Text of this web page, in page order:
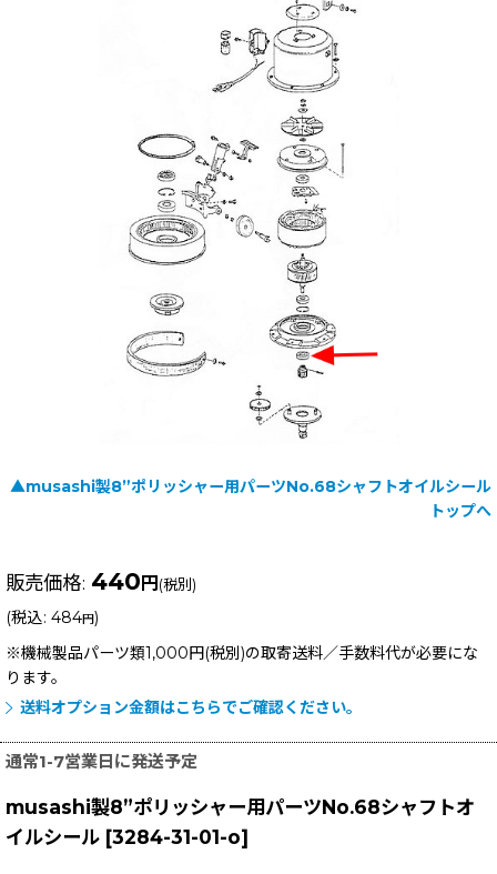
▲musashi製8”ポリッシャー用パーツNo.68シャフトオイルシール
トップへ
販売価格: 440 円 (税別)
(税込: 484円)
※機械製品パーツ類1,000円(税別)の取寄送料／手数料代が必要にな
ります。
送料オプション金額はこちらでご確認ください。
通常1-7営業日に発送予定
musashi製8”ポリッシャー用パーツNo.68シャフトオ
イルシール [3284-31-01-o]